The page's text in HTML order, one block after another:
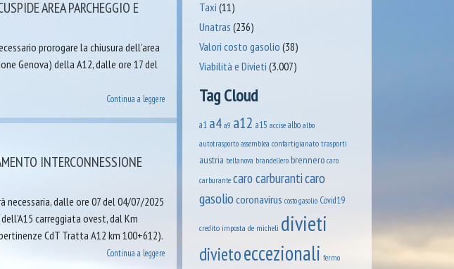
AREA PARCHEGGIO E
prorogare la chiusura dell’area
Genova) della A12, dalle ore 17 del
Continua a leggere
INTERCONNESSIONE
necessaria, dalle ore 07 del 04/07/2025
carreggiata ovest, dal Km
CdT Tratta A12 km 100+612).
Continua a leggere
Taxi (11)
Unatras (236)
Valori costo gasolio (38)
Viabilità e Divieti (3.007)
Tag Cloud
a1 a4 a9 a12 a15 accise albo albo
autotrasporto assemblea confartigianato trasporti
austria bellanova brandellero brennero caro
carburante caro carburanticaro
gasoliocoronavirus costo gasolio Covid19
credito imposta de micheli divieti
divietoeccezionali fermo